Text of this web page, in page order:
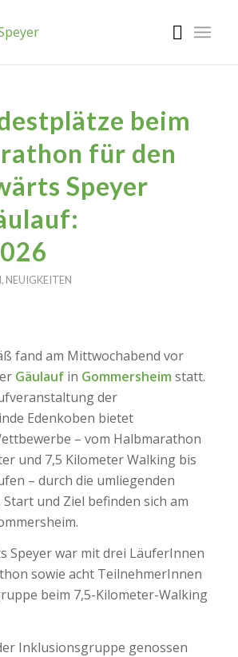
beim
für den
Speyer
, NEUIGKEITEN
fand am Mittwochabend vor
Gäulaufin Gommersheim statt.
der
Edenkoben bietet
– vom Halbmarathon
und 7,5 Kilometer Walking bis
– durch die umliegenden
Start und Ziel befinden sich am
Speyer war mit drei LäuferInnen
sowie acht TeilnehmerInnen
beim 7,5-Kilometer-Walking
Inklusionsgruppe genossen